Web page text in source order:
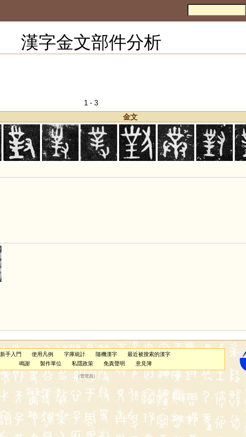
漢字金文部件分析
1 - 3
金文
新手入門 使用凡例 字庫統計 隨機漢字
最近被搜索的漢字
鳴謝
製作單位 私隱政策 免責聲明 意見簿
（管理員 ）